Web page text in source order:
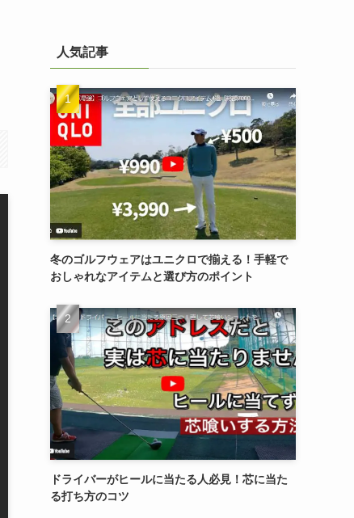
人気記事
冬のゴルフウェアはユニクロで揃える！手軽で
おしゃれなアイテムと選び方のポイント
ドライバーがヒールに当たる人必見！芯に当た
る打ち方のコツ